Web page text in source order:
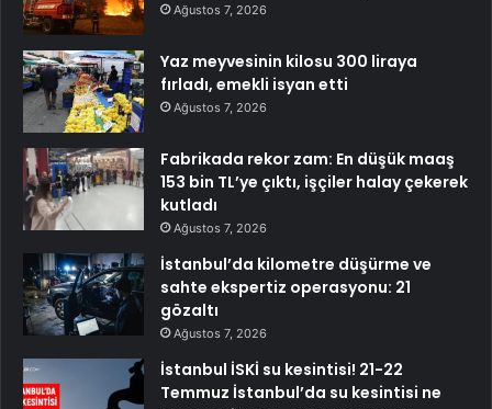
Ağustos 7, 2026
Yaz meyvesinin kilosu 300 liraya
fırladı, emekli isyan etti
Ağustos 7, 2026
Fabrikada rekor zam: En düşük maaş
153 bin TL’ye çıktı, işçiler halay çekerek
kutladı
Ağustos 7, 2026
İstanbul’da kilometre düşürme ve
sahte ekspertiz operasyonu: 21
gözaltı
Ağustos 7, 2026
İstanbul İSKİ su kesintisi! 21-22
Temmuz İstanbul’da su kesintisi ne